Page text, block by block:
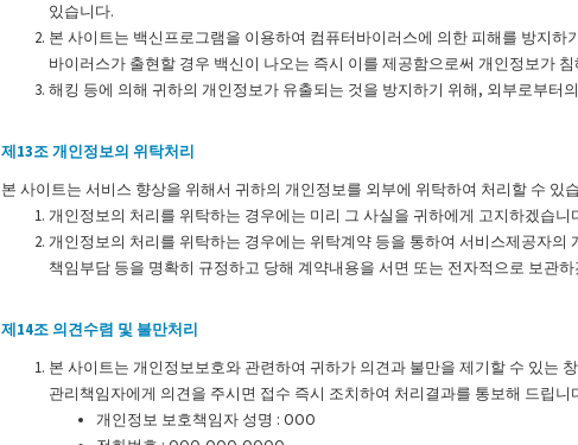
있습니다.
본 사이트는 백신프로그램을 이용하여 컴퓨터바이러스에 의한 피해를 방지
바이러스가 출현할 경우 백신이 나오는 즉시 이를 제공함으로써 개인정보가
해킹 등에 의해 귀하의 개인정보가 유출되는 것을 방지하기 위해, 외부로부터
제13조 개인정보의 위탁처리
본 사이트는 서비스 향상을 위해서 귀하의 개인정보를 외부에 위탁하여 처리할 수 있
개인정보의 처리를 위탁하는 경우에는 미리 그 사실을 귀하에게 고지하겠습니
개인정보의 처리를 위탁하는 경우에는 위탁계약 등을 통하여 서비스제공자
책임부담 등을 명확히 규정하고 당해 계약내용을 서면 또는 전자적으로 보관
제14조 의견수렴 및 불만처리
본 사이트는 개인정보보호와 관련하여 귀하가 의견과 불만을 제기할 수 있는
관리책임자에게 의견을 주시면 접수 즉시 조치하여 처리결과를 통보해 드립니
개인정보 보호책임자 성명 : OOO